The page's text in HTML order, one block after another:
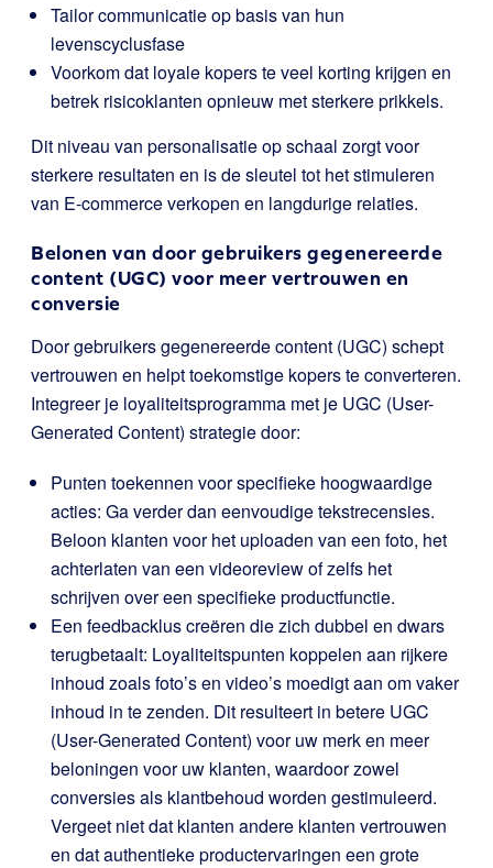
Tailor communicatie op basis van hun
levenscyclusfase
Voorkom dat loyale kopers te veel korting krijgen en
betrek risicoklanten opnieuw met sterkere prikkels.
Dit niveau van personalisatie op schaal zorgt voor
sterkere resultaten en is de sleutel tot het stimuleren
van E-commerce verkopen en langdurige relaties.
Belonen van door gebruikers gegenereerde
content (UGC) voor meer vertrouwen en
conversie
Door gebruikers gegenereerde content (UGC) schept
vertrouwen en helpt toekomstige kopers te converteren.
Integreer je loyaliteitsprogramma met je UGC (User-
Generated Content) strategie door:
Punten toekennen voor specifieke hoogwaardige
acties: Ga verder dan eenvoudige tekstrecensies.
Beloon klanten voor het uploaden van een foto, het
achterlaten van een videoreview of zelfs het
schrijven over een specifieke productfunctie.
Een feedbacklus creëren die zich dubbel en dwars
terugbetaalt: Loyaliteitspunten koppelen aan rijkere
inhoud zoals foto’s en video’s moedigt aan om vaker
inhoud in te zenden. Dit resulteert in betere UGC
(User-Generated Content) voor uw merk en meer
beloningen voor uw klanten, waardoor zowel
conversies als klantbehoud worden gestimuleerd.
Vergeet niet dat klanten andere klanten vertrouwen
en dat authentieke productervaringen een grote